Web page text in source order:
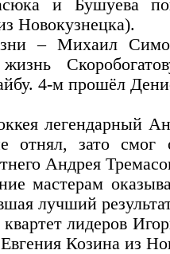
и Бушуева
Новокузнецка).
– Михаил
4-м прошёл
легендарный
отнял, зато смог
Андрея
мастерам
лучший
лидеров
Козина из